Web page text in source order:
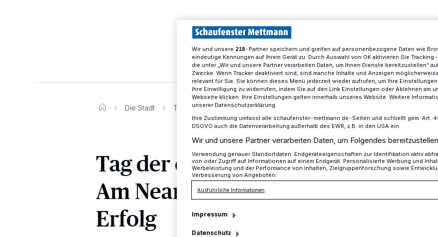
Die Stadt Tag der offenen Tür bei der GGS Am Neandertal war ein voller Erfolg
Tag der offenen Tür bei der GGS
Am Neandertal war ein voller
Erfolg
Wir und unsere 218-Partner speichern und greifen auf personenbezogene Daten wie
eindeutige Kennungen auf Ihrem Gerät zu. Durch Auswahl von OK aktivieren Sie
die unter „Wir und unsere Partner verarbeiten Daten, um Ihnen Dienste bereitzustellen“
Zwecke. Wenn Tracker deaktiviert sind, sind manche Inhalte und Anzeigen
relevant für Sie. Sie können dieses Menü jederzeit wieder aufrufen, um Ihre
Ihre Einwilligung zu widerrufen, indem Sie auf den Link Einstellungen oder Ablehnen am
Webseite klicken. Ihre Einstellungen gelten innerhalb unseres Website. Weitere
unserer Datenschutzerklärung.
Ihre Zustimmung umfasst alle schaufenster-mettmann.de-Seiten und schließt gem. Art.
DSGVO auch die Datenverarbeitung außerhalb des EWR, z.B. in den USA ein.
Wir und unsere Partner verarbeiten Daten, um Folgendes
Verwendung genauer Standortdaten. Endgeräteeigenschaften zur Identifikation aktiv
von oder Zugriff auf Informationen auf einem Endgerät. Personalisierte Werbung und
Werbeleistung und der Performance von Inhalten, Zielgruppenforschung sowie
Verbesserung von Angeboten.
Ausführliche Informationen
Impressum
Datenschutz